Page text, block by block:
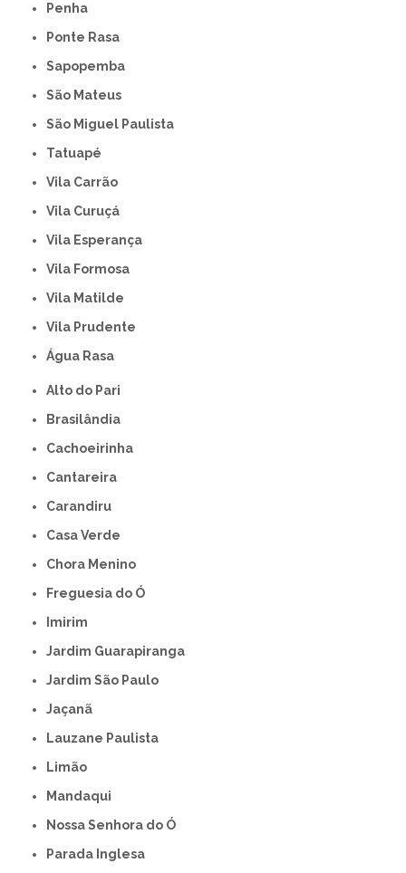
Penha
Ponte Rasa
Sapopemba
São Mateus
São Miguel Paulista
Tatuapé
Vila Carrão
Vila Curuçá
Vila Esperança
Vila Formosa
Vila Matilde
Vila Prudente
Água Rasa
Alto do Pari
Brasilândia
Cachoeirinha
Cantareira
Carandiru
Casa Verde
Chora Menino
Freguesia do Ó
Imirim
Jardim Guarapiranga
Jardim São Paulo
Jaçanã
Lauzane Paulista
Limão
Mandaqui
Nossa Senhora do Ó
Parada Inglesa